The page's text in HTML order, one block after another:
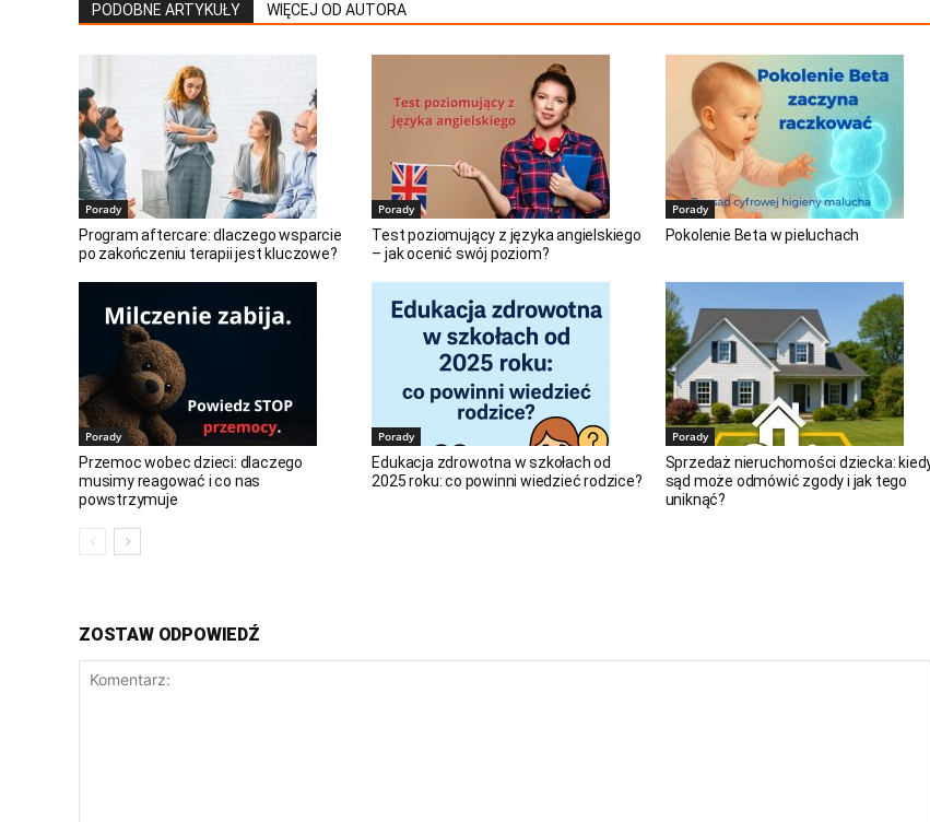
PODOBNE ARTYKUŁY WIĘCEJ OD AUTORA
Porady
Program aftercare: dlaczego wsparcie
po zakończeniu terapii jest kluczowe?
Porady
Test poziomujący z języka angielskiego
– jak ocenić swój poziom?
Porady
Pokolenie Beta w pieluchach
Porady
Przemoc wobec dzieci: dlaczego
musimy reagować i co nas
powstrzymuje
Porady
Edukacja zdrowotna w szkołach od
2025 roku: co powinni wiedzieć rodzice?
Porady
Sprzedaż nieruchomości dziecka:
sąd może odmówić zgody i jak tego
uniknąć?
ZOSTAW ODPOWIEDŹ